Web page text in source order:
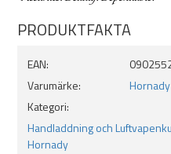
Specifikationer:
Antal per förpackning: 100 st
Produktserie: SST
Sectional Densisty / SD .233
Ballistisk Koefficient / BC
Kaliber: (kula) 8mm .323
PRODUKTFAKTA
EAN:
Varumärke:
Hornady
Kategori:
Handladdning och
Hornady